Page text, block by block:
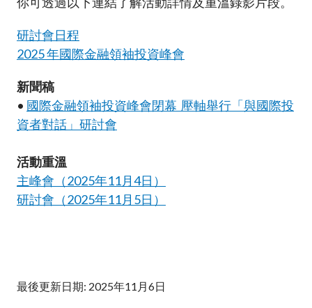
研討會日程
2025 年國際金融領袖投資峰會
新聞稿
• 國際金融領袖投資峰會閉幕 壓軸舉行「與國際投
資者對話」研討會
活動重溫
主峰會（2025年11月4日）
研討會（2025年11月5日）
最後更新日期: 2025年11月6日